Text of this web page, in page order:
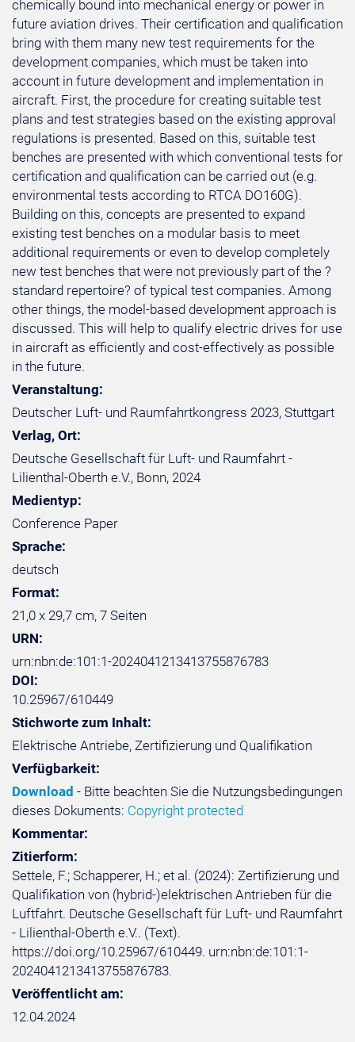
chemically bound into mechanical energy or power in
future aviation drives. Their certification and qualification
bring with them many new test requirements for the
development companies, which must be taken into
account in future development and implementation in
aircraft. First, the procedure for creating suitable test
plans and test strategies based on the existing approval
regulations is presented. Based on this, suitable test
benches are presented with which conventional tests for
certification and qualification can be carried out (e.g.
environmental tests according to RTCA DO160G).
Building on this, concepts are presented to expand
existing test benches on a modular basis to meet
additional requirements or even to develop completely
new test benches that were not previously part of the ?
standard repertoire? of typical test companies. Among
other things, the model-based development approach is
discussed. This will help to qualify electric drives for use
in aircraft as efficiently and cost-effectively as possible
in the future.
Veranstaltung:
Deutscher Luft- und Raumfahrtkongress 2023, Stuttgart
Verlag, Ort:
Deutsche Gesellschaft für Luft- und Raumfahrt -
Lilienthal-Oberth e.V., Bonn, 2024
Medientyp:
Conference Paper
Sprache:
deutsch
Format:
21,0 x 29,7 cm, 7 Seiten
URN:
urn:nbn:de:101:1-2024041213413755876783
DOI:
10.25967/610449
Stichworte zum Inhalt:
Elektrische Antriebe, Zertifizierung und Qualifikation
Verfügbarkeit:
Download - Bitte beachten Sie die Nutzungsbedingungen
dieses Dokuments: Copyright protected
Kommentar:
Zitierform:
Settele, F.; Schapperer, H.; et al. (2024): Zertifizierung und
Qualifikation von (hybrid-)elektrischen Antrieben für die
Luftfahrt. Deutsche Gesellschaft für Luft- und Raumfahrt
- Lilienthal-Oberth e.V.. (Text).
https://doi.org/10.25967/610449. urn:nbn:de:101:1-
2024041213413755876783.
Veröffentlicht am:
12.04.2024